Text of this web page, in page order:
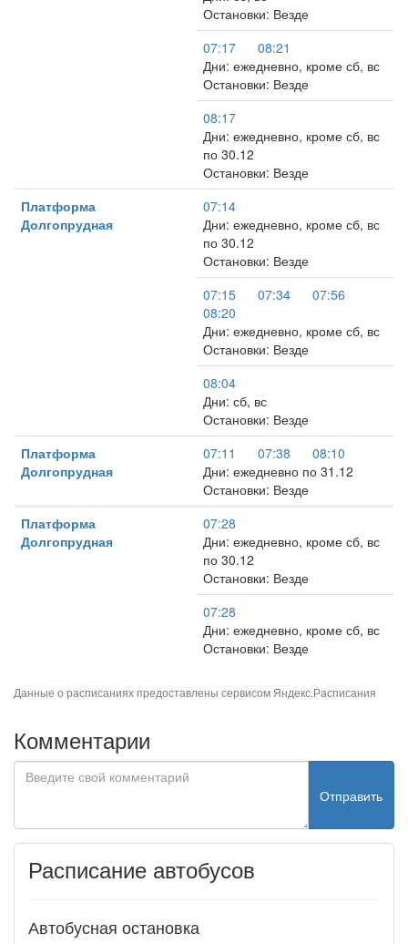
Остановки: Везде
07:17
08:21
Дни: ежедневно, кроме сб, вс
Остановки: Везде
08:17
Дни: ежедневно, кроме сб, вс
по 30.12
Остановки: Везде
Платформа
Долгопрудная
07:14
Дни: ежедневно, кроме сб, вс
по 30.12
Остановки: Везде
07:15
07:34
07:56
08:20
Дни: ежедневно, кроме сб, вс
Остановки: Везде
08:04
Дни: сб, вс
Остановки: Везде
Платформа
Долгопрудная
07:11 07:38
08:10
Дни: ежедневно по 31.12
Остановки: Везде
Платформа
Долгопрудная
07:28
Дни: ежедневно, кроме сб, вс
по 30.12
Остановки: Везде
07:28
Дни: ежедневно, кроме сб, вс
Остановки: Везде
Данные о расписаниях предоставлены сервисом Яндекс.Расписания
Комментарии
Отправить
Расписание автобусов
Автобусная остановка